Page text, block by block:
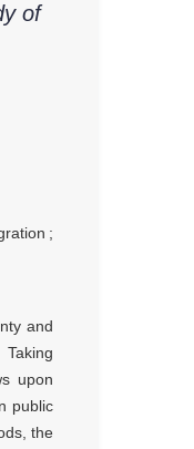
of
;
and
upon
public
the